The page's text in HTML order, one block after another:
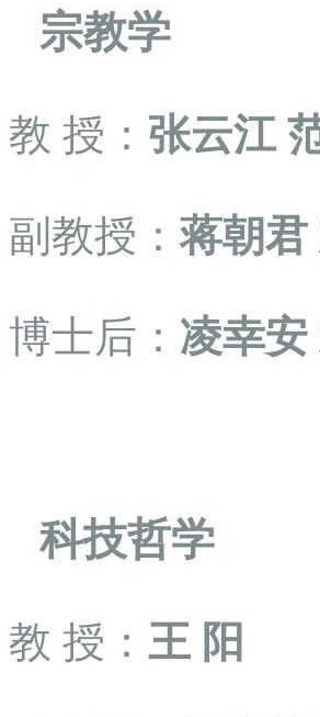
宗教学
教 授： 张云江
副教授：蒋朝君
博士后： 凌幸安
科技哲学
教 授： 王 阳